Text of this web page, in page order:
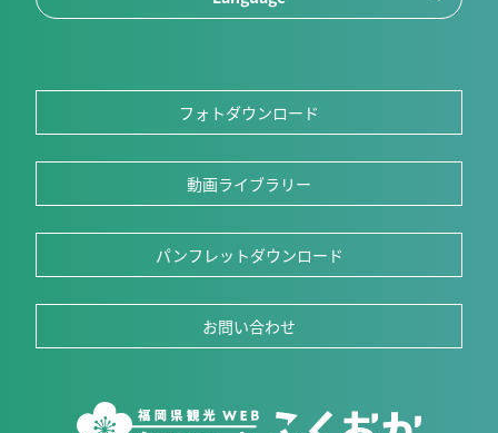
フォトダウンロード
動画ライブラリー
パンフレットダウンロード
お問い合わせ